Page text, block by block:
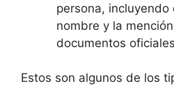
persona, incluyendo
nombre y la
documentos
Estos son algunos de los